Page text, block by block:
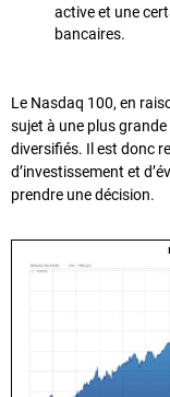
active et une
bancaires.
Le Nasdaq 100, en
sujet à une plus
diversifiés. Il est donc
d’investissement et
prendre une décision.